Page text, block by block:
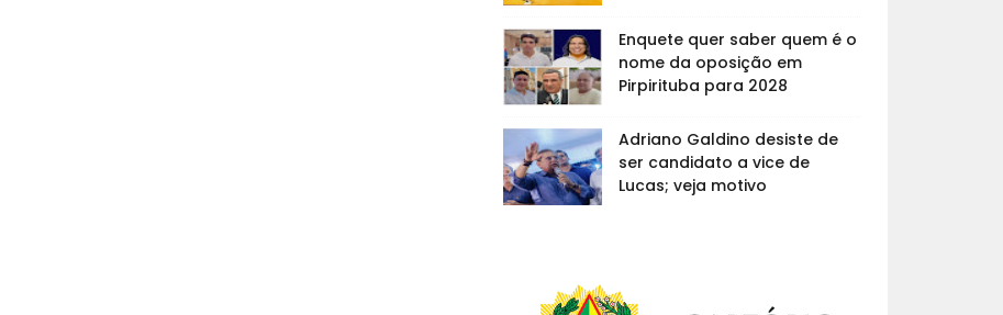
Enquete quer saber quem é o
nome da oposição em
Pirpirituba para 2028
Adriano Galdino desiste de
ser candidato a vice de
Lucas; veja motivo